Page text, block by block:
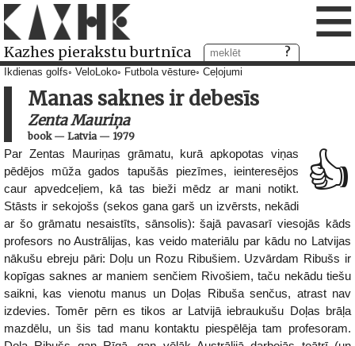
Kazhes pierakstu burtnīca ≡
Ikdienas golfs VeloLoko Futbola vēsture Ceļojumi
Manas saknes ir debesīs
Zenta Mauriņa
book— Latvia— 1979
👍
Par Zentas Mauriņas grāmatu, kurā apkopotas viņas
pēdējos mūža gados tapušās piezīmes, ieinteresējos
caur apvedceļiem, kā tas bieži mēdz ar mani notikt.
Stāsts ir sekojošs (sekos gana garš un izvērsts, nekādi
ar šo grāmatu nesaistīts, sānsolis): šajā pavasarī viesojās kāds
profesors no Austrālijas, kas veido materiālu par kādu no Latvijas
nākušu ebreju pāri: Doļu un Rozu Ribušiem. Uzvārdam Ribušs ir
kopīgas saknes ar maniem senčiem Rivošiem, taču nekādu tiešu
saikni, kas vienotu manus un Doļas Ribuša senčus, atrast nav
izdevies. Tomēr pērn es tikos ar Latvijā iebraukušu Doļas brāļa
mazdēlu, un šis tad manu kontaktu piespēlēja tam profesoram.